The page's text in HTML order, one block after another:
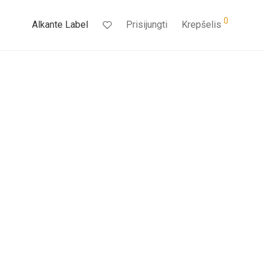
Alkante Label Prisijungti Krepšelis 0